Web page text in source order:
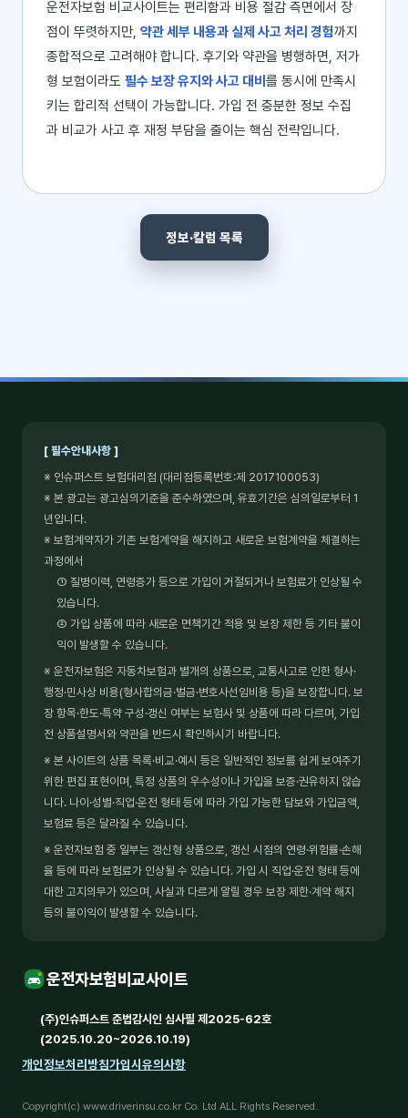
운전자보험 비교사이트는 편리함과 비용 절감 측면에서 장
점이 뚜렷하지만, 약관 세부 내용과 실제 사고 처리 경험까지
종합적으로 고려해야 합니다. 후기와 약관을 병행하면, 저가
형 보험이라도 필수 보장 유지와 사고 대비 를 동시에 만족시
키는 합리적 선택이 가능합니다. 가입 전 충분한 정보 수집
과 비교가 사고 후 재정 부담을 줄이는 핵심 전략입니다.
정보·칼럼 목록
[ 필수안내사항 ]
※ 인슈퍼스트 보험대리점 (대리점등록번호:제 2017100053)
※ 본 광고는 광고심의기준을 준수하였으며, 유효기간은 심의일로부터 1
년입니다.
※ 보험계약자가 기존 보험계약을 해지하고 새로운 보험계약을 체결하는
과정에서
① 질병이력, 연령증가 등으로 가입이 거절되거나 보험료가 인상될 수
있습니다.
② 가입 상품에 따라 새로운 면책기간 적용 및 보장 제한 등 기타 불이
익이 발생할 수 있습니다.
※ 운전자보험은 자동차보험과 별개의 상품으로, 교통사고로 인한 형사·
행정·민사상 비용(형사합의금·벌금·변호사선임비용 등)을 보장합니다. 보
장 항목·한도·특약 구성·갱신 여부는 보험사 및 상품에 따라 다르며, 가입
전 상품설명서와 약관을 반드시 확인하시기 바랍니다.
※ 본 사이트의 상품 목록·비교·예시 등은 일반적인 정보를 쉽게 보여주기
위한 편집 표현이며, 특정 상품의 우수성이나 가입을 보증·권유하지 않습
니다. 나이·성별·직업·운전 형태 등에 따라 가입 가능한 담보와 가입금액,
보험료 등은 달라질 수 있습니다.
※ 운전자보험 중 일부는 갱신형 상품으로, 갱신 시점의 연령·위험률·손해
율 등에 따라 보험료가 인상될 수 있습니다. 가입 시 직업·운전 형태 등에
대한 고지의무가 있으며, 사실과 다르게 알릴 경우 보장 제한·계약 해지
등의 불이익이 발생할 수 있습니다.
운전자보험비교사이트
(주)인슈퍼스트 준법감시인 심사필 제2025-62호
(2025.10.20~2026.10.19)
개인정보처리방침가입시유의사항
Copyright(c) www.driverinsu.co.kr Co. Ltd ALL Rights Reserved.